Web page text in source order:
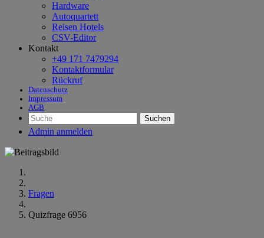
Hardware
Autoquartett
Reisen Hotels
CSV-Editor
Kontakt
+49 171 7479294
Kontaktformular
Rückruf
Datenschutz
Impressum
AGB
Suchen
Admin anmelden
Fragen
Quizfrage 6956